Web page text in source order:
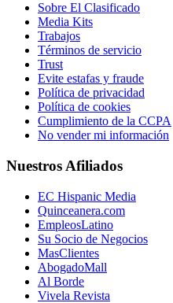
Sobre El Clasificado
Media Kits
Trabajos
Términos de servicio
Trust
Evite estafas y fraude
Política de privacidad
Política de cookies
Cumplimiento de la CCPA
No vender mi información
Nuestros Afiliados
EC Hispanic Media
Quinceanera.com
EmpleosLatino
Su Socio de Negocios
MasClientes
AbogadoMall
Al Borde
Vivela Revista